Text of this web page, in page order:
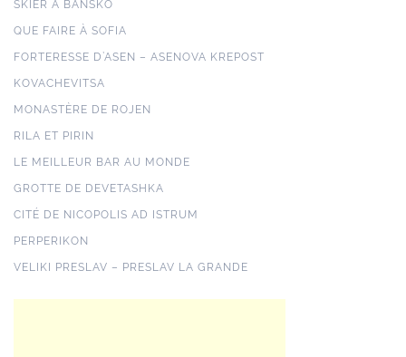
SKIER À BANSKO
QUE FAIRE À SOFIA
FORTERESSE D’ASEN – ASENOVA KREPOST
KOVACHEVITSA
MONASTÈRE DE ROJEN
RILA ET PIRIN
LE MEILLEUR BAR AU MONDE
GROTTE DE DEVETASHKA
CITÉ DE NICOPOLIS AD ISTRUM
PERPERIKON
VELIKI PRESLAV – PRESLAV LA GRANDE